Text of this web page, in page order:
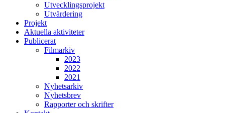
Utvecklingsprojekt
Utvärdering
Projekt
Aktuella aktiviteter
Publicerat
Filmarkiv
2023
2022
2021
Nyhetsarkiv
Nyhetsbrev
Rapporter och skrifter